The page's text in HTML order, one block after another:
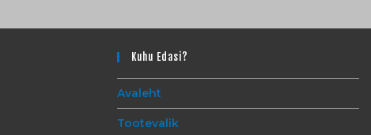
Kuhu Edasi?
Avaleht
Tootevalik